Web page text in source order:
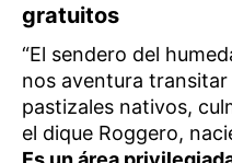
gratuitos
“El sendero del
nos aventura
pastizales nativos,
el dique Roggero,